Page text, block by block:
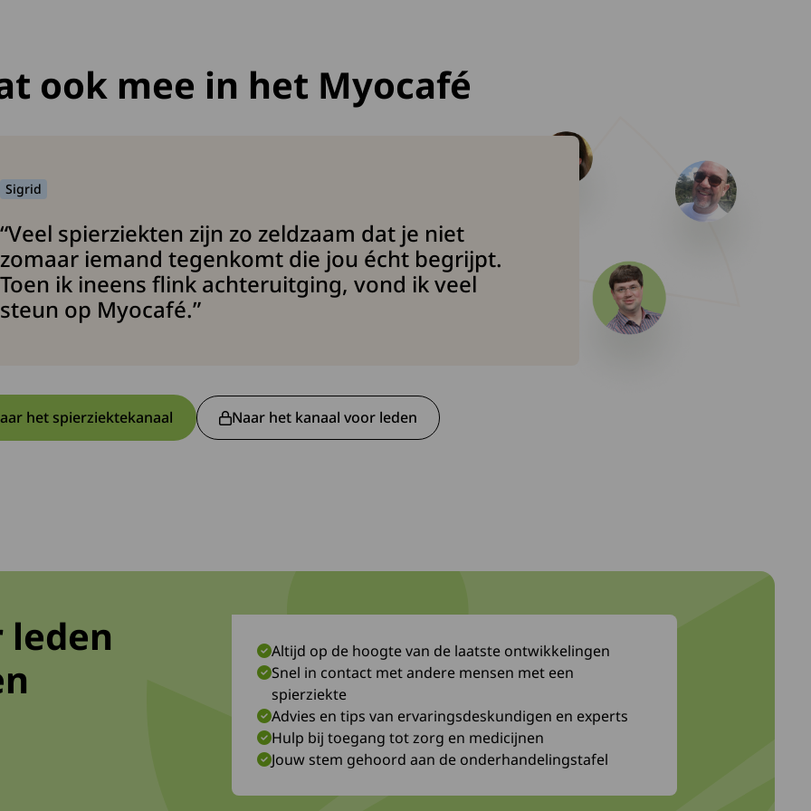
ook mee in het Myocafé
Sigrid
“Veel spierziekten zijn zo zeldzaam dat je niet
zomaar iemand tegenkomt die jou écht begrijpt.
Toen ik ineens flink achteruitging, vond ik veel
steun op Myocafé.”
het spierziektekanaal
Deze link leidt naar een externe website en opent in een nieuw venster.
Naar het kanaal voor leden
Deze link gaat naar een externe site.
leden
Altijd op de hoogte van de laatste ontwikkelingen
Snel in contact met andere mensen met een
spierziekte
Advies en tips van ervaringsdeskundigen en experts
Hulp bij toegang tot zorg en medicijnen
Jouw stem gehoord aan de onderhandelingstafel